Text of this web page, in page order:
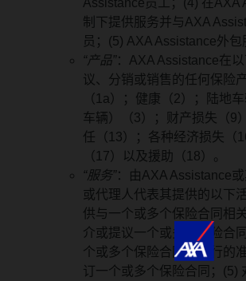
Assistance员工；(4) 在AXA
制下提供服务并与AXA
员；(5) AXA Assistance外包
“产品”：AXA Assistance在
议、分销或销售的任何保险
（1a）；健康（2）；陆地
车辆）（3）；财产损失（9
任（13）；各种经济损失（
（17）以及援助（18）。
“服务”：由AXA Assistance
或代理人代表其提供的以下
供与一个或多个保险合同相
介或提议一个或多个保险合
个或多个保险合同而进行的
订一个或多个保险合同；(5)